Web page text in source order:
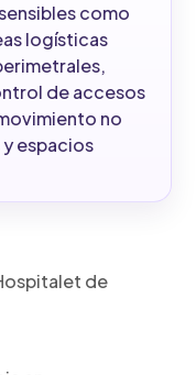
como
logísticas
de accesos
no
espacios